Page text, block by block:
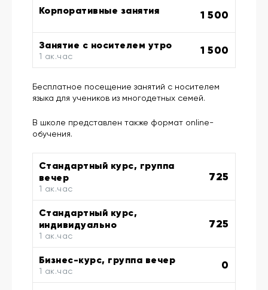
Корпоративные занятия 1 500
Занятие с носителем утро
1 ак.час 1 500
Бесплатное посещение занятий с носителем
языка для учеников из многодетных семей.
В школе представлен также формат online-
обучения.
Стандартный курс, группа
вечер
1 ак.час
725
Стандартный курс,
индивидуально
1 ак.час
725
Бизнес-курс, группа вечер
1 ак.час 0